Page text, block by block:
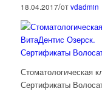
18.04.2017/отvdadmin
Стоматологическая
Сертификаты